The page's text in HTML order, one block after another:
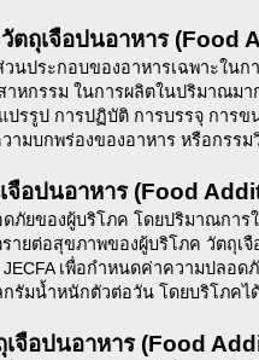
ตถุเจือปนอาหาร (Food
ประกอบของอาหารเฉพาะใน
หกรรม ในการผลิตในปริมาณ
รูป การปฏิบัติ การบรรจุ การข
ามบกพร่องของอาหาร หรือกรรม
จือปนอาหาร (Food
ภัยของผู้บริโภค โดยปริมาณการ
ยต่อสุขภาพของผู้บริโภค วัตถุเ
เพื่อกำหนดค่าความปลอด
รัมน้ำหนักตัวต่อวัน โดยบริโภค
เจือปนอาหาร (Food